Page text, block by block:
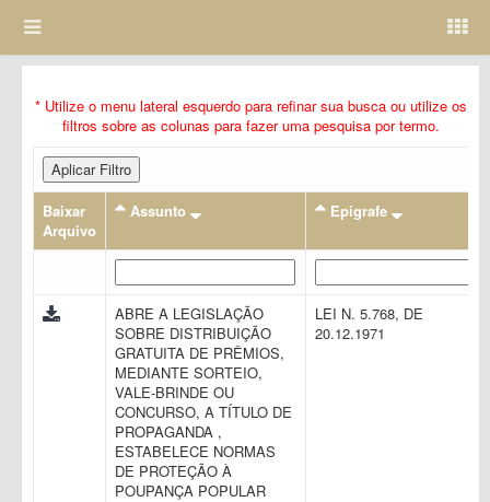
* Utilize o menu lateral esquerdo para refinar sua busca ou utilize os
filtros sobre as colunas para fazer uma pesquisa por termo.
Aplicar Filtro
Baixar
Arquivo
Assunto Epigrafe
ABRE A LEGISLAÇÃO
SOBRE DISTRIBUIÇÃO
GRATUITA DE PRÊMIOS,
MEDIANTE SORTEIO,
VALE-BRINDE OU
CONCURSO, A TÍTULO DE
PROPAGANDA ,
ESTABELECE NORMAS
DE PROTEÇÃO À
POUPANÇA POPULAR
LEI N. 5.768, DE
20.12.1971